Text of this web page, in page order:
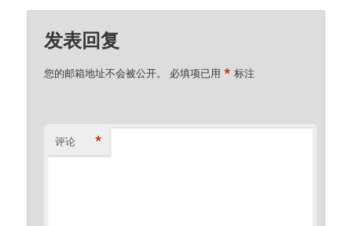
发表回复
您的邮箱地址不会被公开。 必填项已用* 标注
评论 *